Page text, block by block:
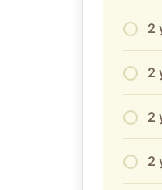
2
2
2
2